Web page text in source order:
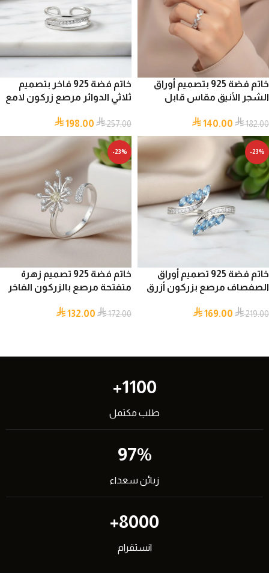
خاتم فضة 925 بتصميم أوراق
الشجر الأنيق مقاس قابل
182.00
140.00
خاتم فضة 925 فاخر بتصميم
ثلاثي الدوائر مرصع زركون لامع
257.00
198.00
-23%
خاتم فضة 925 تصميم أوراق
الصفصاف مرصع بزركون أزرق
219.00
169.00
-23%
خاتم فضة 925 تصميم زهرة
متفتحة مرصع بالزركون الفاخر
172.00
132.00
1100+
طلب مكتمل
97%
زبائن سعداء
8000+
انستقرام